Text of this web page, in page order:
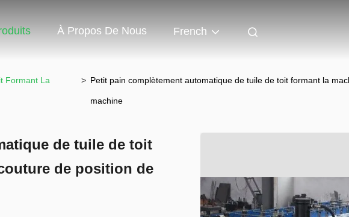
À Propos De Nous French
Formant La > Petit pain complètement automatique de tuile de toit formant la
machine
de tuile de toit
de position de